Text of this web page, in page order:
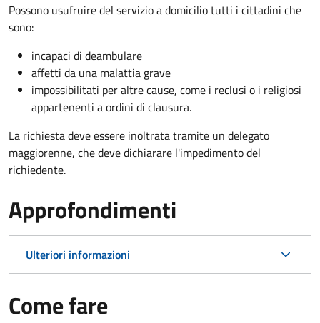
Possono usufruire del servizio a domicilio tutti i cittadini che
sono:
incapaci di deambulare
affetti da una malattia grave
impossibilitati per altre cause, come i reclusi o i religiosi
appartenenti a ordini di clausura.
La richiesta deve essere inoltrata tramite un delegato
maggiorenne, che deve dichiarare l'impedimento del
richiedente.
Approfondimenti
Ulteriori informazioni
Come fare